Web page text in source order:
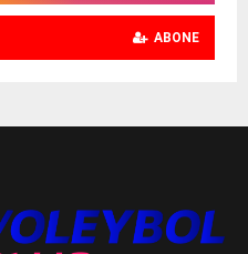
ABONE